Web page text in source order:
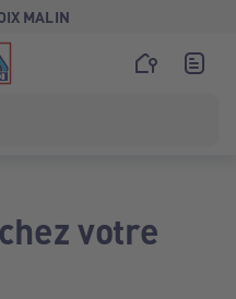
MALIN
votre